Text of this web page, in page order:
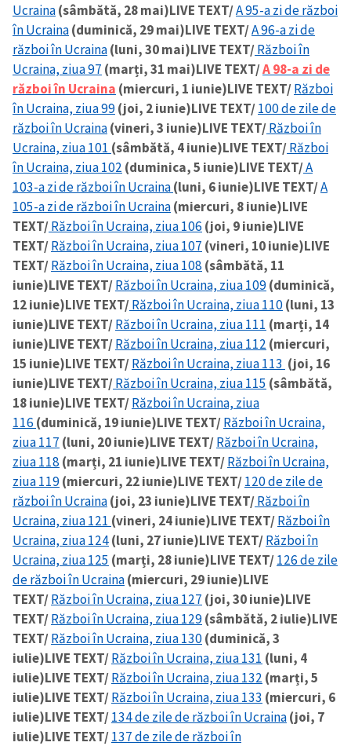
Ucraina(sâmbătă, 28 mai)LIVE TEXT/A 95-a zi de război
în Ucraina(duminică, 29 mai)LIVE TEXT/A 96-a zi de
război în Ucraina(luni, 30 mai)LIVE TEXT/Război în
Ucraina, ziua 97 (marți, 31 mai)LIVE TEXT/A 98-a zi de
război în Ucraina (miercuri, 1 iunie)LIVE TEXT/Război
în Ucraina, ziua 99(joi, 2 iunie)LIVE TEXT/100 de zile de
război în Ucraina(vineri, 3 iunie)LIVE TEXT/Război în
Ucraina, ziua 101 (sâmbătă, 4 iunie)LIVE TEXT/Război
în Ucraina, ziua 102 (duminica, 5 iunie)LIVE TEXT/A
103-a zi de război în Ucraina(luni, 6 iunie)LIVE TEXT/A
105-a zi de război în Ucraina(miercuri, 8 iunie)LIVE
TEXT/Război în Ucraina, ziua 106 (joi, 9 iunie)LIVE
TEXT/Război în Ucraina, ziua 107 (vineri, 10 iunie)LIVE
TEXT/Război în Ucraina, ziua 108 (sâmbătă, 11
iunie)LIVE TEXT/Război în Ucraina, ziua 109(duminică,
12 iunie)LIVE TEXT/Război în Ucraina, ziua 110(luni, 13
iunie)LIVE TEXT/Război în Ucraina, ziua 111 (marți, 14
iunie)LIVE TEXT/Război în Ucraina, ziua 112 (miercuri,
15 iunie)LIVE TEXT/Război în Ucraina, ziua 113 (joi, 16
iunie)LIVE TEXT/Război în Ucraina, ziua 115 (sâmbătă,
18 iunie)LIVE TEXT/Război în Ucraina, ziua
116 (duminică, 19 iunie)LIVE TEXT/Război în Ucraina,
ziua 117 (luni, 20 iunie)LIVE TEXT/Război în Ucraina,
ziua 118 (marți, 21 iunie)LIVE TEXT/Război în Ucraina,
ziua 119(miercuri, 22 iunie)LIVE TEXT/120 de zile de
război în Ucraina(joi, 23 iunie)LIVE TEXT/Război în
Ucraina, ziua 121 (vineri, 24 iunie)LIVE TEXT/Război în
Ucraina, ziua 124(luni, 27 iunie)LIVE TEXT/Război în
Ucraina, ziua 125 (marți, 28 iunie)LIVE TEXT/126 de zile
de război în Ucraina(miercuri, 29 iunie)LIVE
TEXT/Război în Ucraina, ziua 127 (joi, 30 iunie)LIVE
TEXT/Război în Ucraina, ziua 129(sâmbătă, 2 iulie)LIVE
TEXT/Război în Ucraina, ziua 130(duminică, 3
iulie)LIVE TEXT/Război în Ucraina, ziua 131 (luni, 4
iulie)LIVE TEXT/Război în Ucraina, ziua 132 (marți, 5
iulie)LIVE TEXT/Război în Ucraina, ziua 133 (miercuri, 6
iulie)LIVE TEXT/134 de zile de război în Ucraina(joi, 7
iulie)LIVE TEXT/137 de zile de război în